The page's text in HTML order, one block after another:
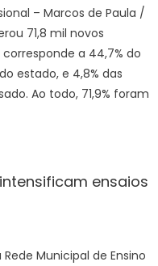
– Marcos de Paula /
71,8 mil novos
a 44,7% do
estado, e 4,8% das
Ao todo, 71,9% foram
ensaios
Municipal de Ensino